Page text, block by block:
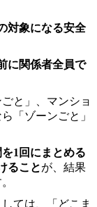
対象になる安全
に関係者全員で
と」、マンショ
「ゾーンごと」
1回にまとめる
ることが、結果
ては、「どこま